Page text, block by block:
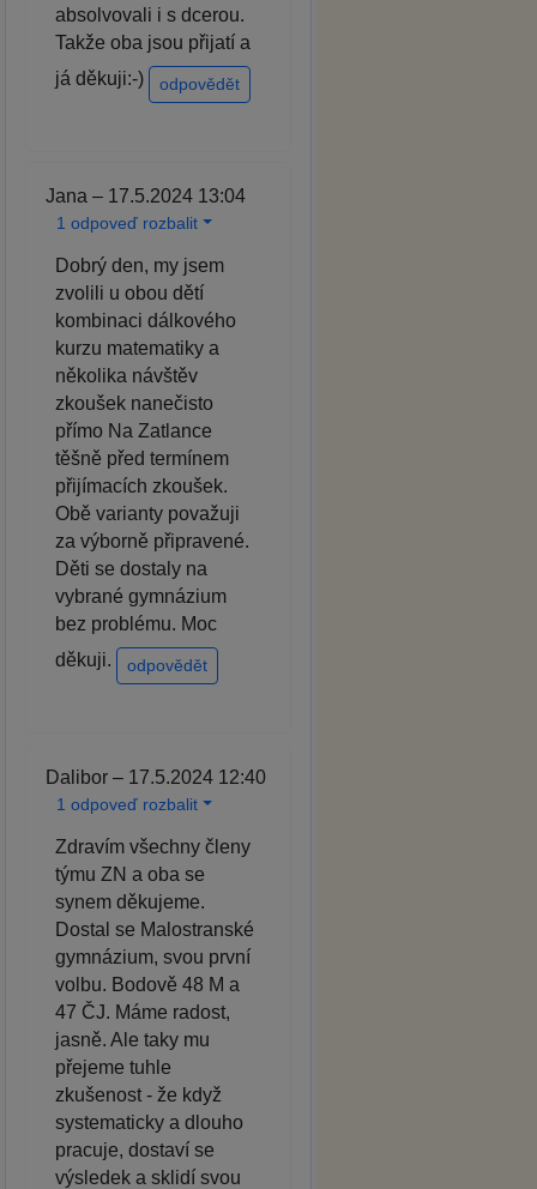
absolvovali i s dcerou.
Takže oba jsou přijatí a
já děkuji:-)
odpovědět
Jana – 17.5.2024 13:04
1 odpoveď rozbalit
Dobrý den, my jsem
zvolili u obou dětí
kombinaci dálkového
kurzu matematiky a
několika návštěv
zkoušek nanečisto
přímo Na Zatlance
těšně před termínem
přijímacích zkoušek.
Obě varianty považuji
za výborně připravené.
Děti se dostaly na
vybrané gymnázium
bez problému. Moc
děkuji.
odpovědět
Dalibor – 17.5.2024 12:40
1 odpoveď rozbalit
Zdravím všechny členy
týmu ZN a oba se
synem děkujeme.
Dostal se Malostranské
gymnázium, svou první
volbu. Bodově 48 M a
47 ČJ. Máme radost,
jasně. Ale taky mu
přejeme tuhle
zkušenost - že když
systematicky a dlouho
pracuje, dostaví se
výsledek a sklidí svou